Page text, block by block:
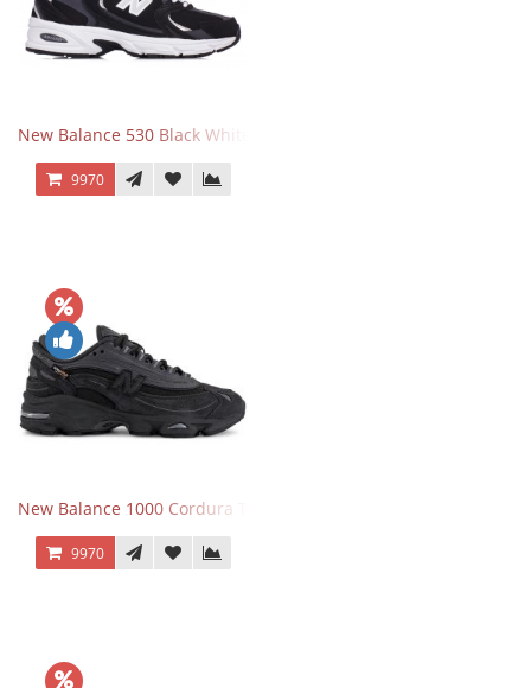
New Balance 530 Black White Silver
9970
New Balance 1000 Cordura Trainers Black Cement
9970